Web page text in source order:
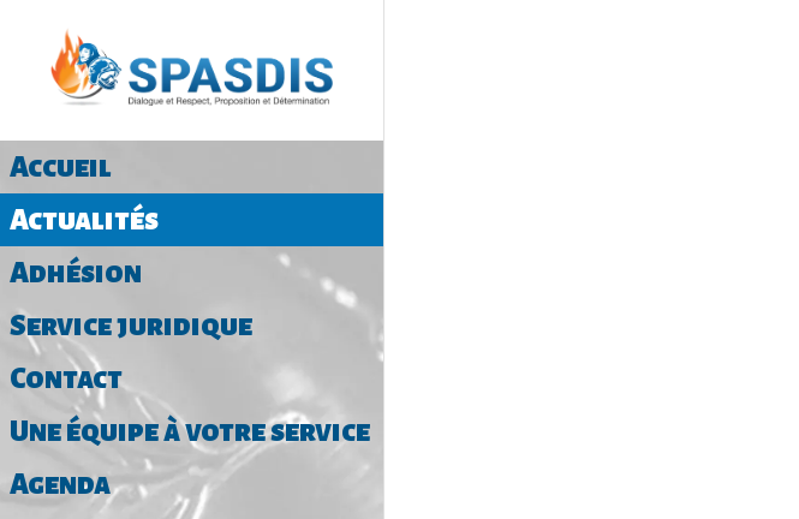
Accueil
Actualités
Adhésion
Service juridique
Contact
Une équipe à votre service
Agenda